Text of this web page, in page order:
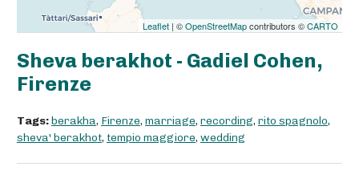
Leaflet | ©OpenStreetMapcontributors ©CARTO
Sheva berakhot - Gadiel Cohen,
Firenze
Tags:berakha, Firenze, marriage, recording, rito spagnolo,
sheva' berakhot, tempio maggiore, wedding